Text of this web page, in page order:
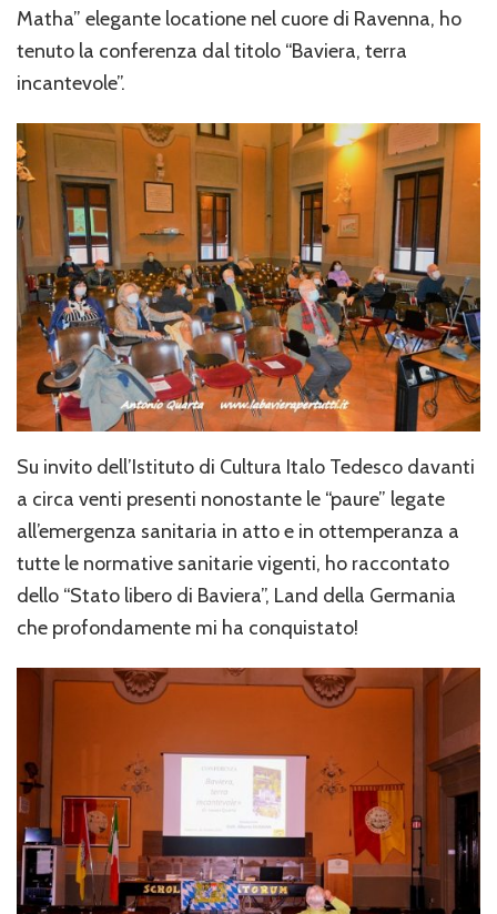
mia
conferenza
Ravenna
Matha” elegante locatione nel cuore di Ravenna, ho
tenuto la conferenza dal titolo “Baviera, terra
incantevole”.
Su invito dell’Istituto di Cultura Italo Tedesco davanti
a circa venti presenti nonostante le “paure” legate
all’emergenza sanitaria in atto e in ottemperanza a
tutte le normative sanitarie vigenti, ho raccontato
dello “Stato libero di Baviera”, Land della Germania
che profondamente mi ha conquistato!